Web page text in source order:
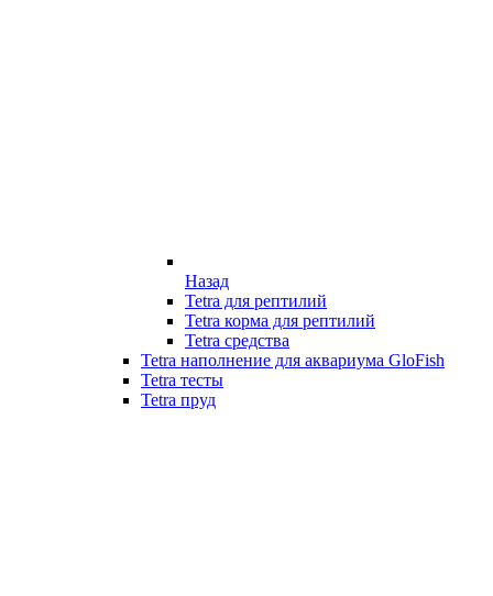
Назад
Tetra для рептилий
Tetra корма для рептилий
Tetra средства
Tetra наполнение для аквариума GloFish
Tetra тесты
Tetra пруд